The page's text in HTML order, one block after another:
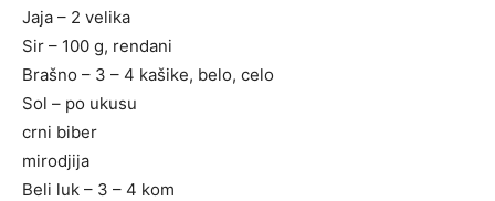
Jaja – 2 velika
Sir – 100 g, rendani
Brašno – 3 – 4 kašike, belo, celo
Sol – po ukusu
crni biber
mirodjija
Beli luk – 3 – 4 kom